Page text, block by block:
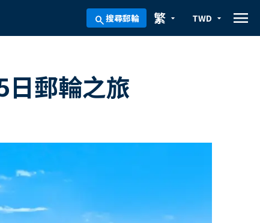
search搜尋郵輪 arrow_drop_down
繁 arrow_drop_down
TWD menu
日郵輪之旅